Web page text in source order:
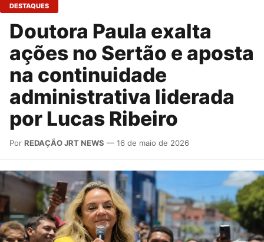
DESTAQUES
Doutora Paula exalta
ações no Sertão e aposta
na continuidade
administrativa liderada
por Lucas Ribeiro
Por REDAÇÃO JRT NEWS — 16 de maio de 2026